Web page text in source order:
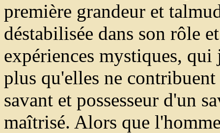
première grandeur et
déstabilisée dans son rôle
expériences mystiques,
plus qu'elles ne
savant et possesseur d'un
maîtrisé. Alors que